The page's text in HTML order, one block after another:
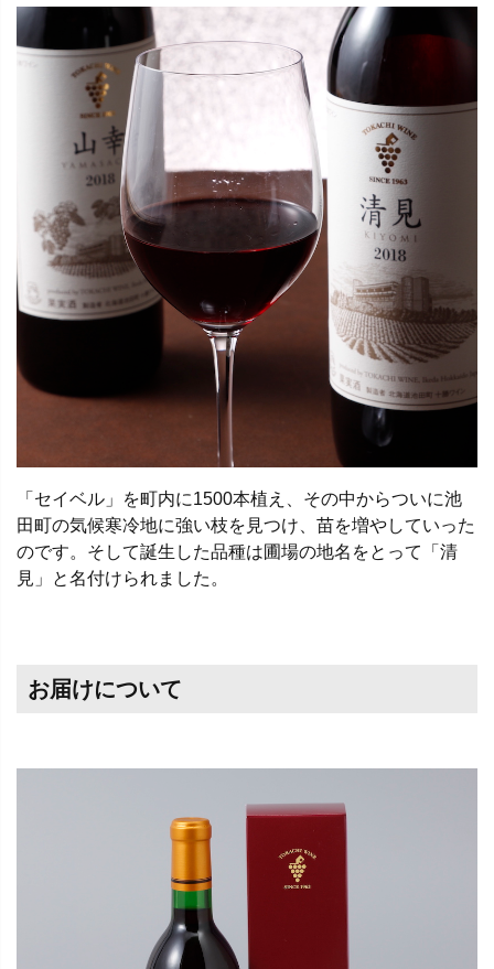
「セイベル」を町内に1500本植え、その中からついに池
田町の気候寒冷地に強い枝を見つけ、苗を増やしていった
のです。そして誕生した品種は圃場の地名をとって「清
見」と名付けられました。
お届けについて